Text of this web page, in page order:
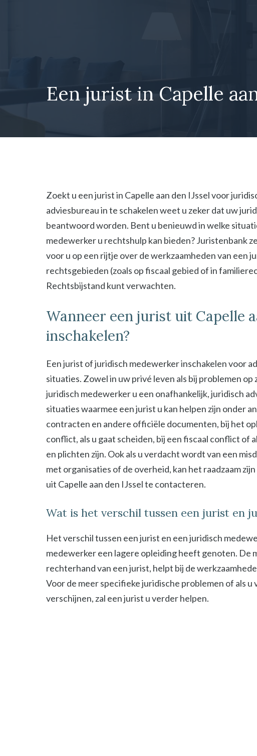
Een jurist in Capelle
Zoekt u een jurist in Capelle aan den IJssel voor
adviesbureau in te schakelen weet u zeker dat uw
beantwoord worden. Bent u benieuwd in welke
medewerker u rechtshulp kan bieden? Juristenbank
voor u op een rijtje over de werkzaamheden van een
rechtsgebieden (zoals op fiscaal gebied of in
Rechtsbijstand kunt verwachten.
Wanneer een jurist uit Capelle
inschakelen?
Een jurist of juridisch medewerker inschakelen voor
situaties. Zowel in uw privé leven als bij problemen op
juridisch medewerker u een onafhankelijk, juridisch
situaties waarmee een jurist u kan helpen zijn onder
contracten en andere officiële documenten, bij het
conflict, als u gaat scheiden, bij een fiscaal conflict of
en plichten zijn. Ook als u verdacht wordt van een
met organisaties of de overheid, kan het raadzaam
uit Capelle aan den IJssel te contacteren.
Wat is het verschil tussen een jurist en
Het verschil tussen een jurist en een juridisch
medewerker een lagere opleiding heeft genoten. De
rechterhand van een jurist, helpt bij de
Voor de meer specifieke juridische problemen of als
verschijnen, zal een jurist u verder helpen.